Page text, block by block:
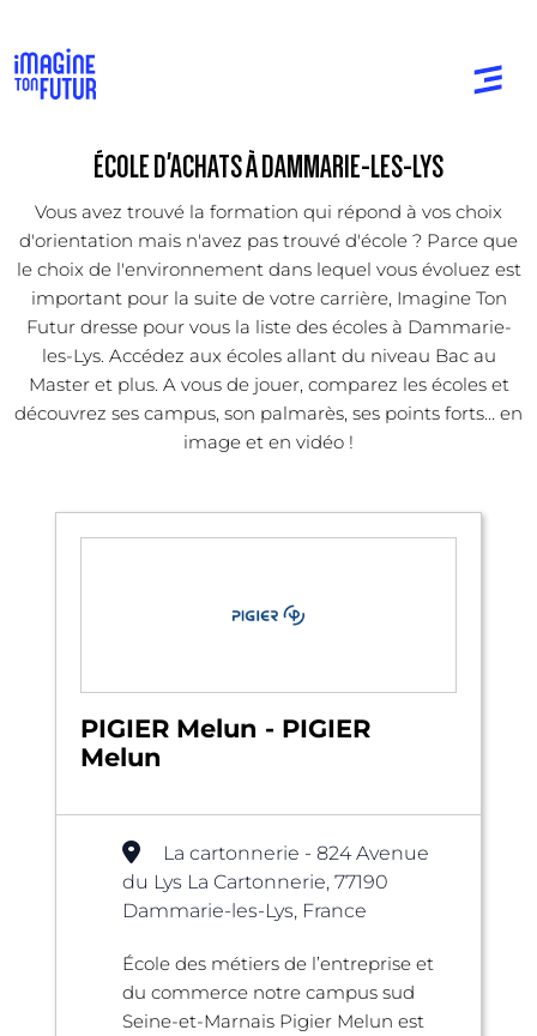
ÉCOLE D'ACHATS À DAMMARIE-LES-LYS
Vous avez trouvé la formation qui répond à vos choix
d'orientation mais n'avez pas trouvé d'école ? Parce que
le choix de l'environnement dans lequel vous évoluez est
important pour la suite de votre carrière, Imagine Ton
Futur dresse pour vous la liste des écoles à Dammarie-
les-Lys. Accédez aux écoles allant du niveau Bac au
Master et plus. A vous de jouer, comparez les écoles et
découvrez ses campus, son palmarès, ses points forts... en
image et en vidéo !
PIGIER Melun - PIGIER
Melun
La cartonnerie - 824 Avenue
du Lys La Cartonnerie, 77190
Dammarie-les-Lys, France
École des métiers de l’entreprise et
du commerce notre campus sud
Seine-et-Marnais Pigier Melun est